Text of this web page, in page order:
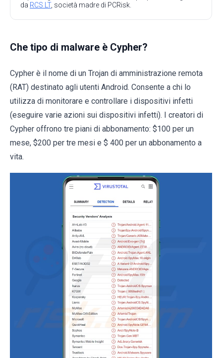
da RCS LT, società madre di PCRisk.
Che tipo di malware è Cypher?
Cypher è il nome di un Trojan di amministrazione remota
(RAT) destinato agli utenti Android. Consente a chi lo
utilizza di monitorare e controllare i dispositivi infetti
(eseguire varie azioni sui dispositivi infetti). I creatori di
Cypher offrono tre piani di abbonamento: $100 per un
mese, $200 per tre mesi e $ 400 per un abbonamento a
vita.